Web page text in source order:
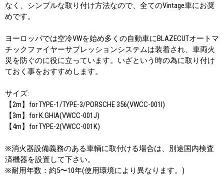
なく、シンプルな取り付け方法なので、全てのVintage車にお奨
めです。
ヨーロッパでは空冷VWを始め多くの自動車にBLAZECUTオートマ
チックファイヤーサプレッションシステムは装着され、車両火
災を防ぐのに役に立っています。いざという時の為に取り付け
ておく事をおすすめします。
サイズ:
【2m】for TYPE-1/TYPE-3/PORSCHE 356(VWCC-001I)
【3m】for K.GHIA(VWCC-001J)
【4m】for TYPE-2(VWCC-001K)
※消火器設備義務のある車輌に取付ける場合は、別途国内検査
済機器を設置して下さい。
※耐用年数：約5〜10年(使用環境により異なります。)